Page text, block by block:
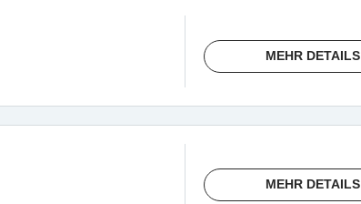
MEHR DETAILS
MEHR DETAILS